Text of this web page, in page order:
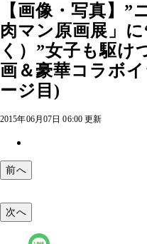
【画像・写真】”
肉マン原画展」
く）”女子も駆け
画＆豪華コラボ
ージ目)
2015年06月07日 06:00 更新
前へ
次へ